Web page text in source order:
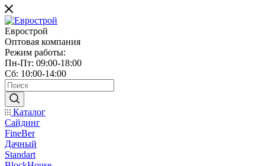
Еврострой
Оптовая компания
Режим работы:
Пн-Пт: 09:00-18:00
Сб: 10:00-14:00
Каталог
Сайдинг
FineBer
Дачный
Standart